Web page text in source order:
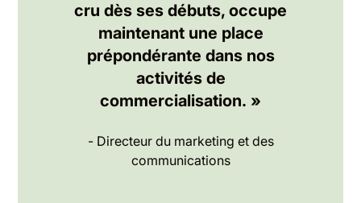
cru dès ses débuts, occupe
maintenant une place
prépondérante dans nos
activités de
commercialisation. »
- Directeur du marketing et des
communications